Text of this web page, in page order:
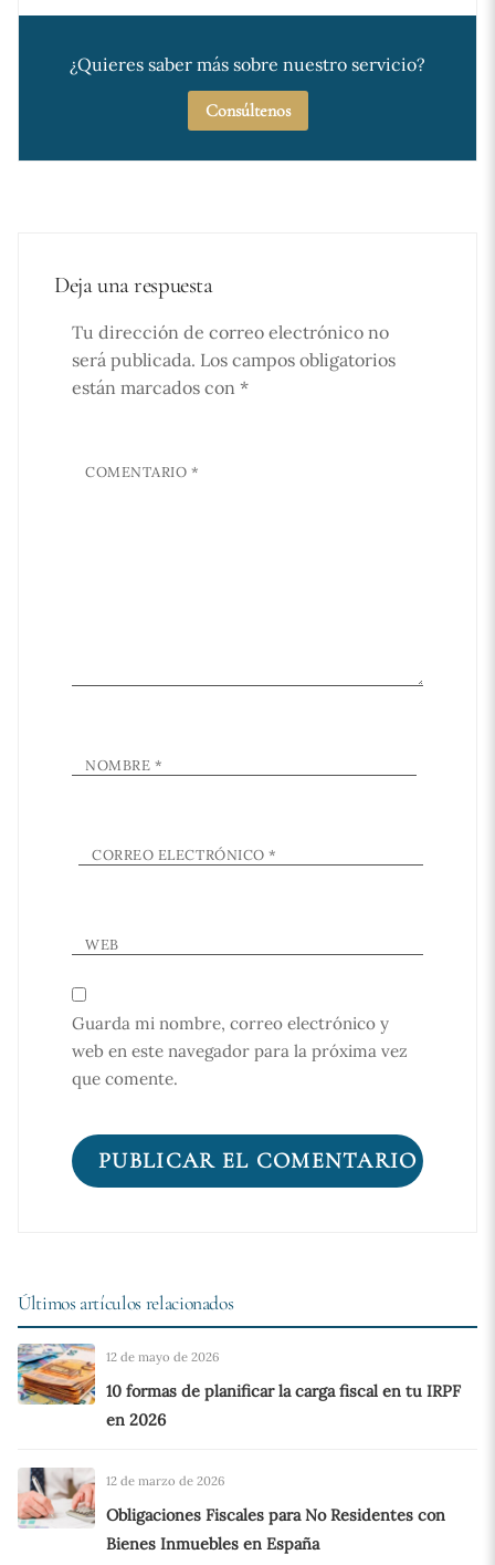
¿Quieres saber más sobre nuestro servicio?
Consúltenos
Deja una respuesta
Tu dirección de correo electrónico no
será publicada. Los campos obligatorios
están marcados con *
COMENTARIO *
NOMBRE *
CORREO ELECTRÓNICO*
WEB
Guarda mi nombre, correo electrónico y
web en este navegador para la próxima vez
que comente.
Últimos artículos relacionados
12 de mayo de 2026
10 formas de planificar la carga fiscal en tu IRPF
en 2026
12 de marzo de 2026
Obligaciones Fiscales para No Residentes con
Bienes Inmuebles en España